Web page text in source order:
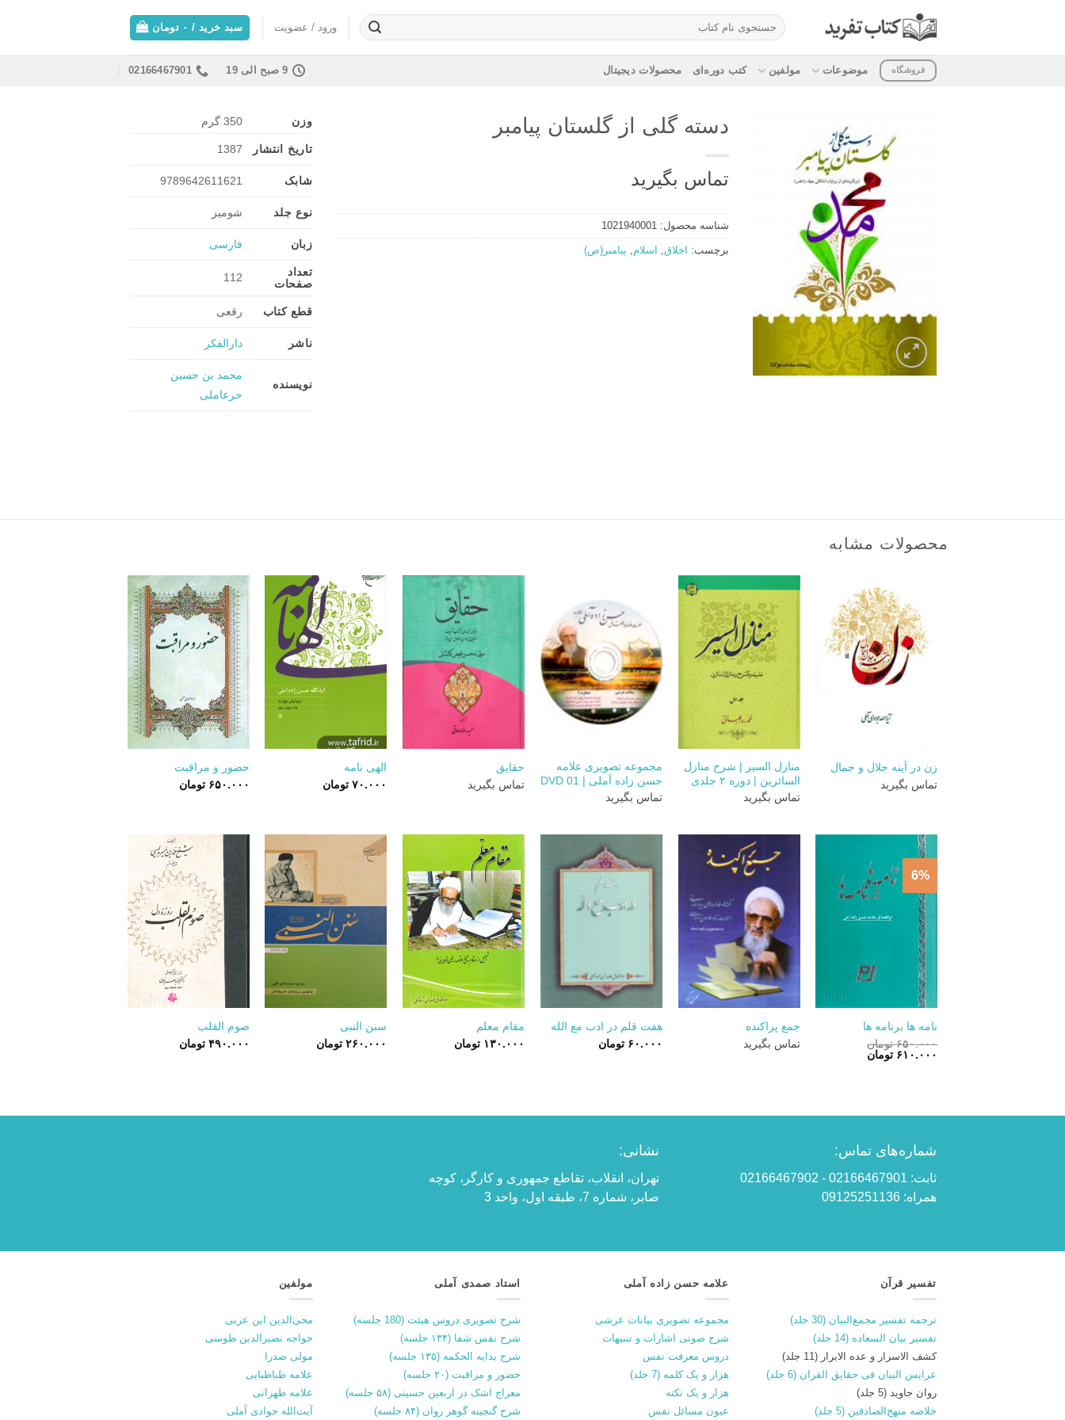
جستجو
برای:
ورود / عضویت سبد خرید / ۰ تومان
فروشگاه موضوعات مولفین کتب دوره‌ای محصولات دیجیتال 9 صبح الی 19 02166467901
دسته گلی از گلستان پیامبر
تماس بگیرید
شناسه محصول:1021940001
برچسب: اخلاق, اسلام, پیامبر(ص)
وزن 350 گرم
تاریخ انتشار 1387
شابک 9789642611621
نوع جلد شومیز
زبان فارسی
تعداد
صفحات
112
قطع کتاب رقعی
ناشر دارالفکر
نویسنده
محمد بن حسین
حرعاملی
محصولات مشابه
زن در آینه جلال و جمال
تماس بگیرید
منازل السیر | شرح منازل
السائرین | دوره ۲ جلدی
تماس بگیرید
مجموعه تصویری علامه
حسن زاده آملی | DVD 01
تماس بگیرید
حقایق
تماس بگیرید
الهی نامه
۷۰.۰۰۰ تومان
+
حضور و مراقبت
۶۵۰.۰۰۰ تومان
6%
+
نامه ها برنامه ها
۶۵۰.۰۰۰ تومان
قیمت
۶۱۰.۰۰۰ تومانقیمت
+
جمع پراکنده
تماس بگیرید
+
هفت قلم در ادب مع الله
۶۰.۰۰۰ تومان
+
مقام معلم
۱۳۰.۰۰۰ تومان
+
سنن النبی
۲۶۰.۰۰۰ تومان
صوم القلب
۴۹۰.۰۰۰ تومان
شماره‌های تماس:
ثابت: 02166467901 - 02166467902
همراه: 09125251136
نشانی:
تهران، انقلاب، تقاطع جمهوری و کارگر، کوچه
صابر، شماره 7، طبقه اول، واحد 3
تفسیر قرآن
ترجمه تفسیر مجمع‌البیان (30 جلد)
تفسیر بیان السعاده (14 جلد)
کشف الاسرار و عده الابرار (11 جلد)
عرایس البیان فی حقایق القران (6 جلد)
روان جاوید (5 جلد)
خلاصه منهج‌الصادقین (5 جلد)
علامه حسن زاده آملی
مجموعه تصویری بیانات عرشی
شرح صوتی اشارات و تنبیهات
دروس معرفت نفس
هزار و یک کلمه (7 جلد)
هزار و یک نکته
عیون مسائل نفس
استاد صمدی آملی
شرح تصویری دروس هیئت (180 جلسه)
شرح نفس شفا (۱۳۴ جلسه)
شرح بدایه الحکمه (۱۳۵ جلسه)
حضور و مراقبت (۲۰ جلسه)
معراج اشک در اربعین حسینی (۵۸ جلسه)
شرح گنجینه گوهر روان (۸۴ جلسه)
مولفین
محی‌الدین ابن عربی
خواجه نصیرالدین طوسی
مولی صدرا
علامه طباطبایی
علامه طهرانی
آیت‌الله جوادی آملی